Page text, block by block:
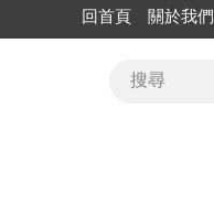
回首頁 關於我們